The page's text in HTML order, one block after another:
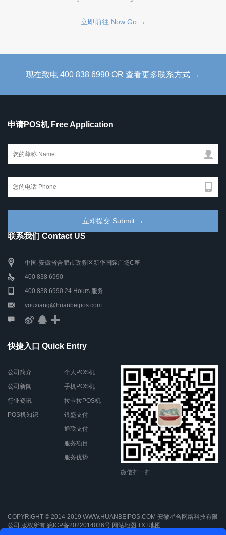
立即前往 Now Go →
现在致电 400 838 6990 OR 查看更多联系方式 →
申请POS机 Free Application
联系我们 Contact US
中国·安徽省合肥市政务区新华国际广场C座
400 838 6990
400 838 6990 24 Hours 服务
youxiang@huanbeipos.com
快捷入口 Quick Entry
公司简介
公司新闻
行业资讯
POS机知识
个人POS机
手机POS机
拉卡拉POS机
银盛支付
通联支付
服务项目
服务优势
微信扫一扫
COPYRIGHT © 2014-2019 WWW.HUANBEIPOS.COM 安徽星合网络科技有限
公司 版权所有 皖ICP备2022014036号 网站地图 TXT地图